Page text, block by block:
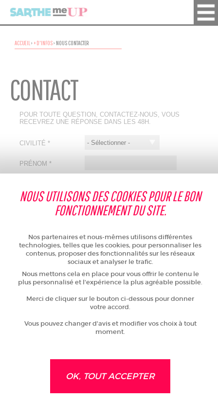
ACCUEIL ›+ D'INFOS› NOUS CONTACTER
CONTACT
POUR TOUTE QUESTION, CONTACTEZ-NOUS, VOUS
RECEVREZ UNE RÉPONSE DANS LES 48H.
CIVILITÉ *
PRÉNOM *
ADRESSE
VILLE
TÉLÉPHONE
CRÉATION
D'ENTREPRISE
VOTRE MESSAGE*
NOUS UTILISONS DES COOKIES POUR LE BON
FONCTIONNEMENT DU SITE.
Nos partenaires et nous-mêmes utilisons différentes
technologies, telles que les cookies, pour personnaliser les
contenus, proposer des fonctionnalités sur les réseaux
sociaux et analyser le trafic.
Nous mettons cela en place pour vous offrir le contenu le
plus personnalisé et l'expérience la plus agréable possible.
Merci de cliquer sur le bouton ci-dessous pour donner
votre accord.
Vous pouvez changer d'avis et modifier vos choix à tout
moment.
OK, TOUT ACCEPTER